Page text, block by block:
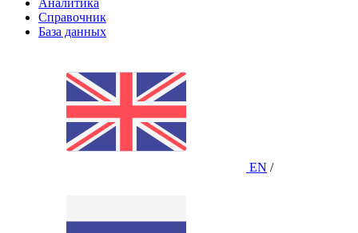
Аналитика
Справочник
База данных
EN /